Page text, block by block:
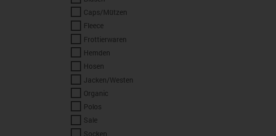
Caps/Mützen
Fleece
Frottierwaren
Hemden
Hosen
Jacken/Westen
Organic
Polos
Sale
Socken